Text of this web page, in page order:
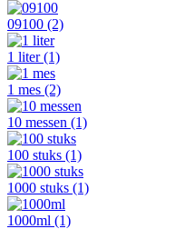
09100 (2)
1 liter(1)
1 mes (2)
10 messen (1)
100 stuks (1)
1000 stuks (1)
1000ml (1)